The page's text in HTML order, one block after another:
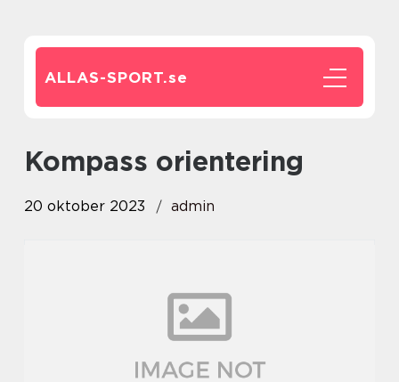
ALLAS-SPORT.se
kompass orientering
20 oktober 2023 admin